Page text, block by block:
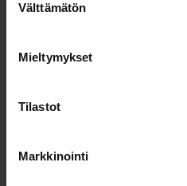
valinta
Välttämätön
Mieltymykset
Tilastot
Markkinointi
200054